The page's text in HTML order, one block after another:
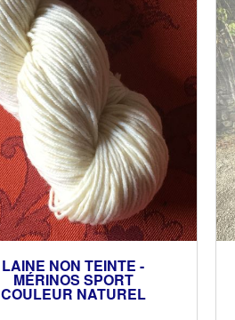
LAINE NON TEINTE -
MÉRINOS SPORT
COULEUR NATUREL